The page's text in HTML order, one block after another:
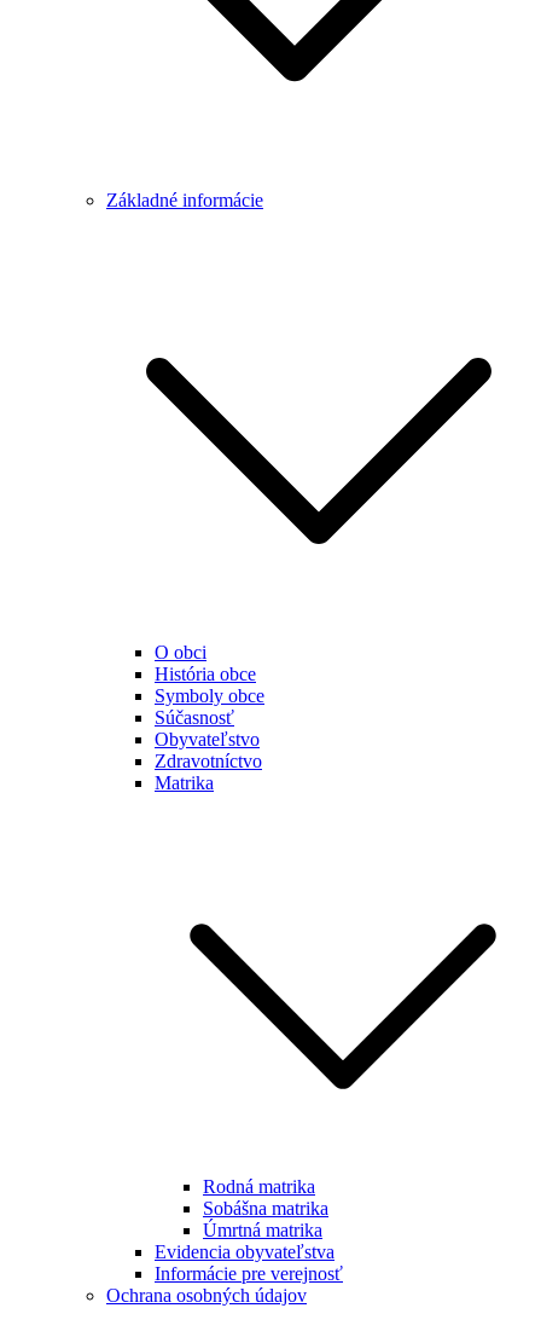
Základné informácie
O obci
História obce
Symboly obce
Súčasnosť
Obyvateľstvo
Zdravotníctvo
Matrika
Rodná matrika
Sobášna matrika
Úmrtná matrika
Evidencia obyvateľstva
Informácie pre verejnosť
Ochrana osobných údajov